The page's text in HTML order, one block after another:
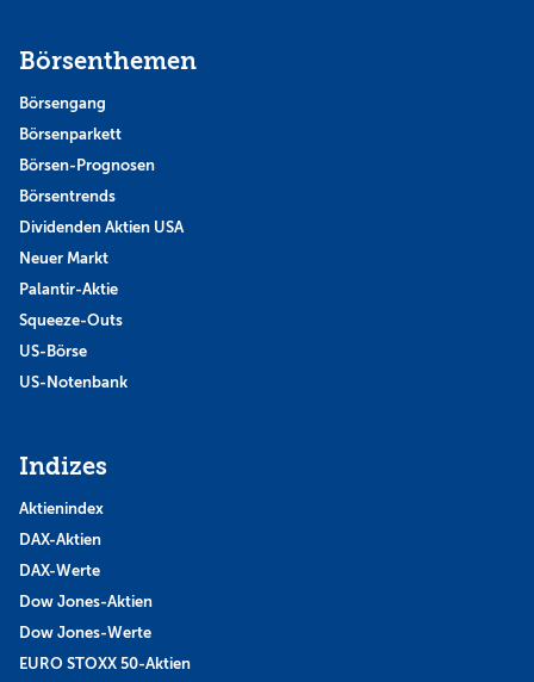
Börsenthemen
Börsengang
Börsenparkett
Börsen-Prognosen
Börsentrends
Dividenden Aktien USA
Neuer Markt
Palantir-Aktie
Squeeze-Outs
US-Börse
US-Notenbank
Indizes
Aktienindex
DAX-Aktien
DAX-Werte
Dow Jones-Aktien
Dow Jones-Werte
EURO STOXX 50-Aktien